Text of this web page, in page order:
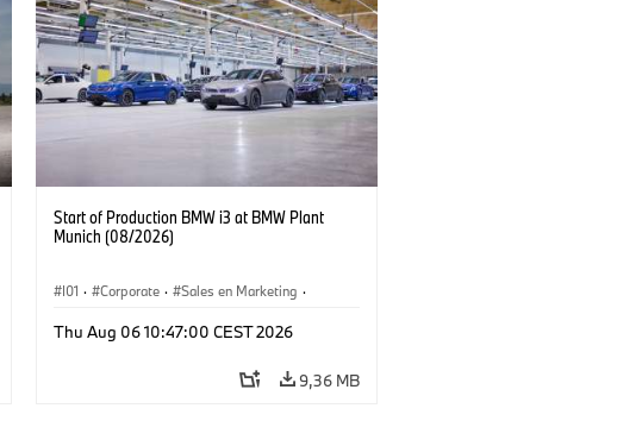
Start of Production BMW i3 at BMW Plant
Munich (08/2026)
I01 · Corporate · Sales en Marketing ·
Thu Aug 06 10:47:00 CEST 2026
9,36 MB